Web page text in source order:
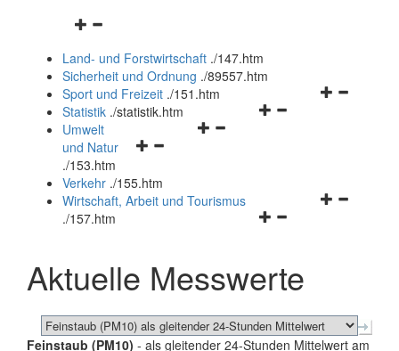
Navigationsmenü
und
schließen
Land- und Forstwirtschaft ./147.htm
Sicherheit und Ordnung ./89557.htm
Navigationsmenü
Sport und Freizeit ./151.htm
Navigationsmenü
Statistik ./statistik.htm
Navigationsmenü
und
schließen
Umwelt
und Natur
./153.htm
Verkehr ./155.htm
Navigationsmenü
schließen
Wirtschaft, Arbeit und Tourismus
./157.htm
Aktuelle Messwerte
Feinstaub (PM10) - als gleitender 24-Stunden Mittelwert am